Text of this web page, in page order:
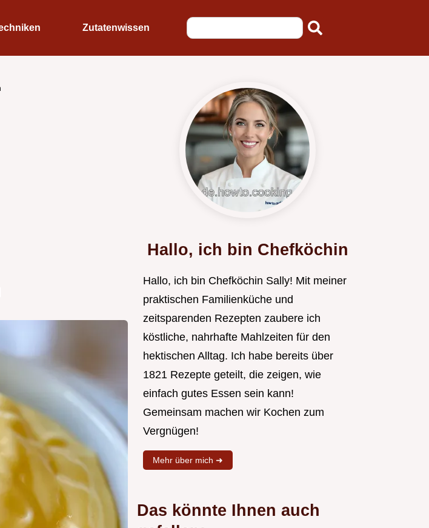
Zutatenwissen
Hallo, ich bin Chefköchin
Hallo, ich bin Chefköchin Sally! Mit meiner
praktischen Familienküche und
zeitsparenden Rezepten zaubere ich
köstliche, nahrhafte Mahlzeiten für den
hektischen Alltag. Ich habe bereits über
1821 Rezepte geteilt, die zeigen, wie
einfach gutes Essen sein kann!
Gemeinsam machen wir Kochen zum
Vergnügen!
Mehr über mich ➜
Das könnte Ihnen auch